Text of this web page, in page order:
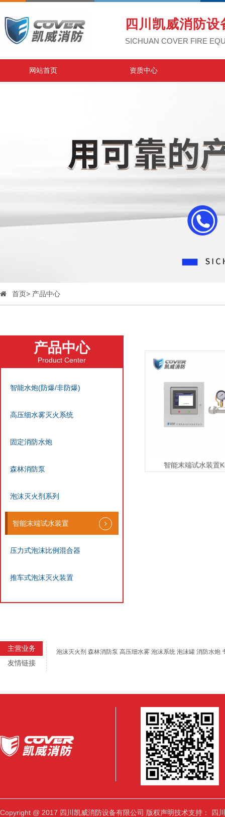
四川凯威消防
SICHUAN COVER FIRE
网站首页 资质中心
首页> 产品中心
产品中心
Product Center
智能水炮(防爆/非防爆)
高压细水雾灭火系统
固定消防水炮
森林消防泵
泡沫灭火剂系列
智能末端试水装置
压力式泡沫比例混合器
推车式泡沫灭火装置
智能末端试水装置
主营业务
友情链接
泡沫灭火剂 森林消防泵 高压细水雾 泡沫系统 泡沫罐 消防水炮
Copyright @ 2017 四川凯威消防设备有限公司 版权声明技术支持： 四